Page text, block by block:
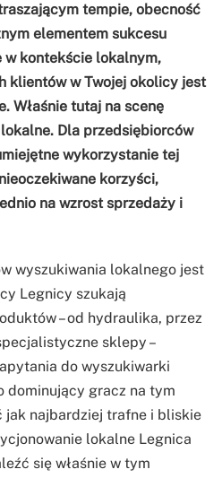
tempie, obecność
elementem sukcesu
w kontekście lokalnym,
klientów w Twojej okolicy jest
Właśnie tutaj na scenę
Dla przedsiębiorców
wykorzystanie tej
korzyści,
na wzrost sprzedaży i
wyszukiwania lokalnego jest
Legnicy szukają
– od hydraulika, przez
sklepy –
do wyszukiwarki
dominujący gracz na tym
jak najbardziej trafne i bliskie
lokalne Legnica
się właśnie w tym